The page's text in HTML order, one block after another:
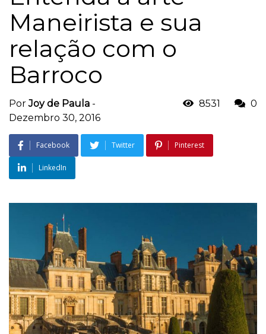
Maneirista e sua
relação com o
Barroco
PorJoy de Paula -
Dezembro 30, 2016
8531 0
Facebook Twitter Pinterest
LinkedIn